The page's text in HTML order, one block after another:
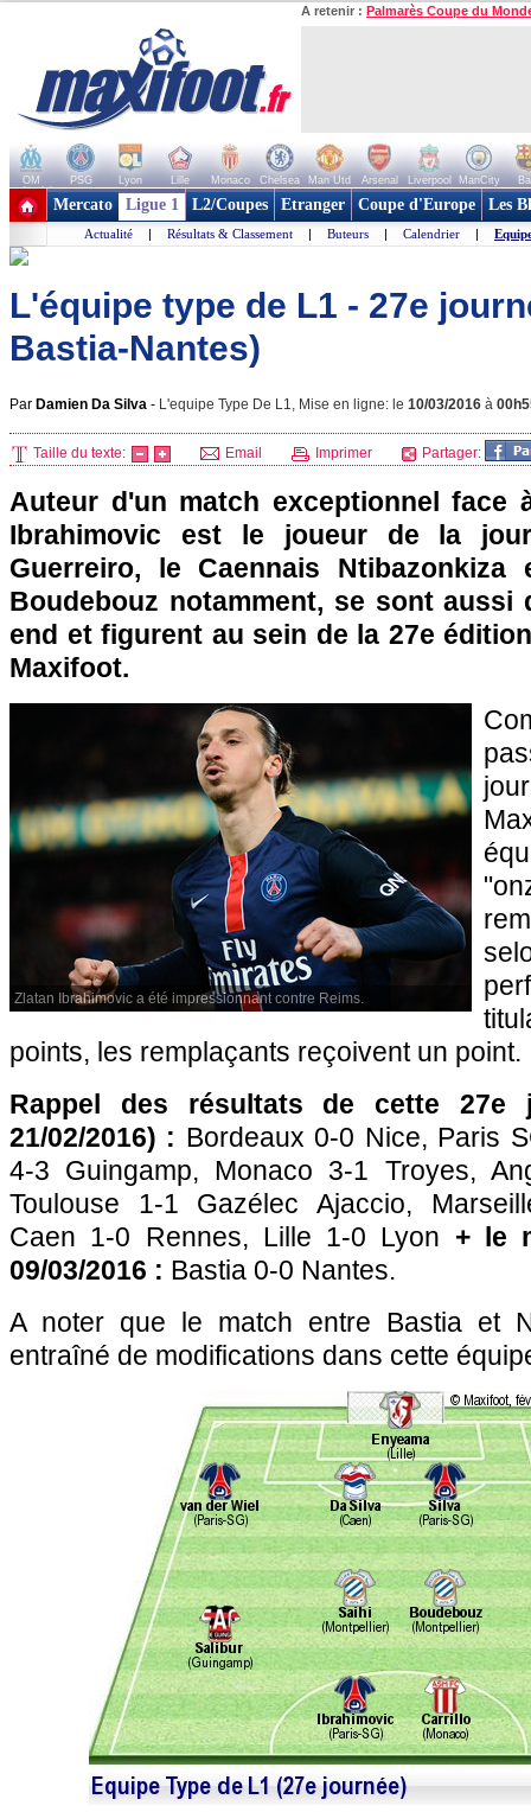
A retenir : Palmarès Coupe du
OM PSG Lyon Lille Monaco Chelsea Man Utd Arsenal Liverpool ManCity
+ de clubs
Mercato Ligue 1 L2/Coupes Etranger Coupe d'Europe Les
Actualité | Résultats & Classement | Buteurs | Calendrier |
L'équipe type de L1 - 27e
Bastia-Nantes)
Par Damien Da Silva - L'equipe Type De L1, Mise en ligne: le 10/03/2016 à
Taille du texte: Email Imprimer Partager:
Auteur d'un match exceptionnel face
Ibrahimovic est le joueur de la
Guerreiro, le Caennais Ntibazonkiza
Boudebouz notamment, se sont aussi
end et figurent au sein de la 27e
Maxifoot.
Zlatan Ibrahimovic a été impressionnant contre Reims.
points, les remplaçants reçoivent un point.
Rappel des résultats de cette 27e
21/02/2016) : Bordeaux 0-0 Nice, Paris
4-3 Guingamp, Monaco 3-1 Troyes,
Toulouse 1-1 Gazélec Ajaccio,
Caen 1-0 Rennes, Lille 1-0 Lyon + le
09/03/2016 : Bastia 0-0 Nantes.
A noter que le match entre Bastia et
entraîné de modifications dans cette